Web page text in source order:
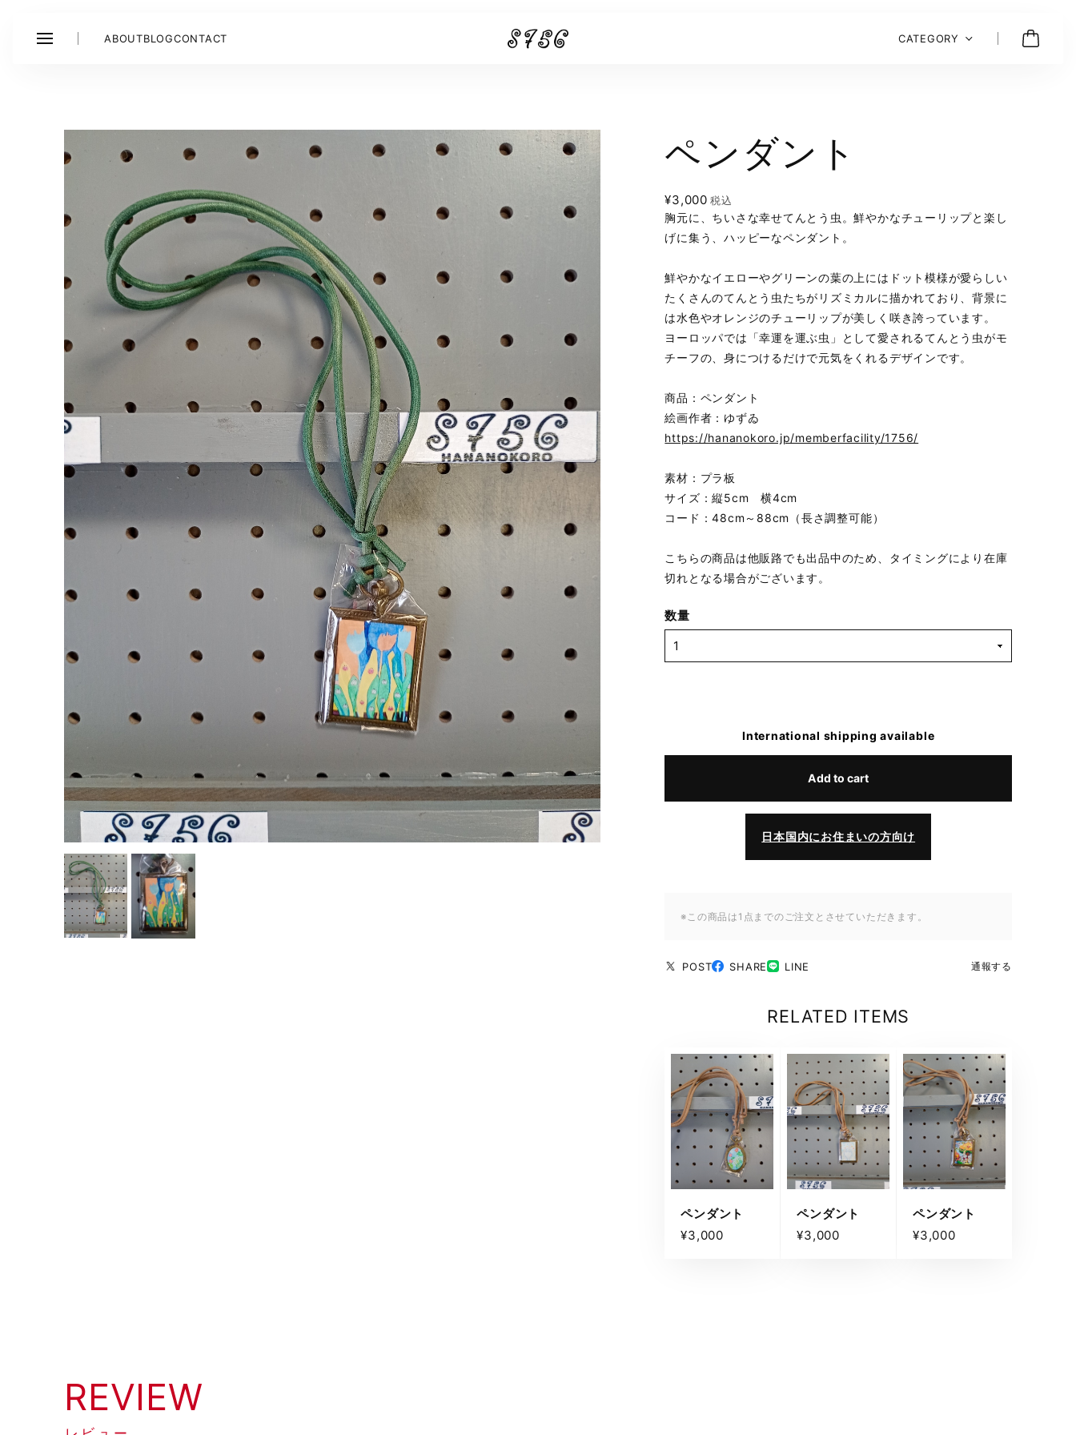
ABOUTBLOGCONTACT CATEGORY
ペンダント
¥3,000 税込
胸元に、ちいさな幸せてんとう虫。鮮やかなチューリップと楽し
げに集う、ハッピーなペンダント。
鮮やかなイエローやグリーンの葉の上にはドット模様が愛らしい
たくさんのてんとう虫たちがリズミカルに描かれており、背景に
は水色やオレンジのチューリップが美しく咲き誇っています。
ヨーロッパでは「幸運を運ぶ虫」として愛されるてんとう虫がモ
チーフの、身につけるだけで元気をくれるデザインです。
商品：ペンダント
絵画作者：ゆずゐ
https://hananokoro.jp/memberfacility/1756/
素材：プラ板
サイズ：縦5cm 横4cm
コード：48cm～88cm（長さ調整可能）
こちらの商品は他販路でも出品中のため、タイミングにより在庫
切れとなる場合がございます。
数量
International shipping available
Add to cart
日本国内にお住まいの方向け
※この商品は1点までのご注文とさせていただきます。
POST SHARE LINE 通報する
RELATED ITEMS
ペンダント
¥3,000
ペンダント
¥3,000
ペンダント
¥3,000
REVIEW